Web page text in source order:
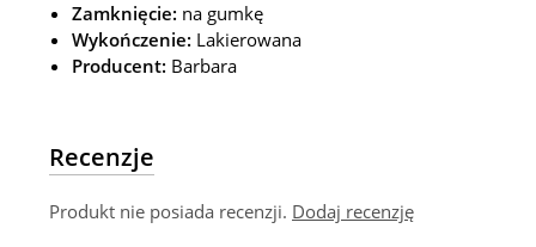
Zamknięcie: na gumkę
Wykończenie: Lakierowana
Producent: Barbara
Recenzje
Produkt nie posiada recenzji. Dodaj recenzję